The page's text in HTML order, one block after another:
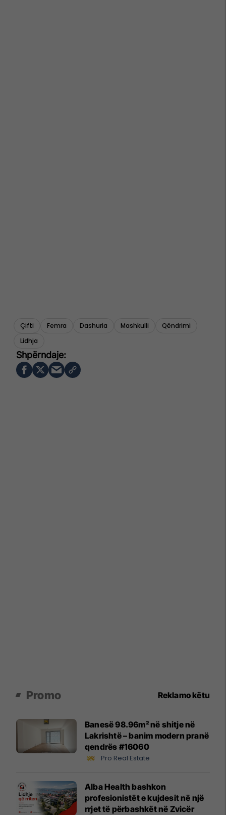
Çifti Femra Dashuria Mashkulli
Qëndrimi
Lidhja
Promo Reklamo këtu
Banesë 98.96m² në shitje në
Lakrishtë – banim modern pranë
qendrës #16060
Pro Real Estate
Alba Health bashkon
profesionistët e kujdesit në një
rrjet të përbashkët në Zvicër